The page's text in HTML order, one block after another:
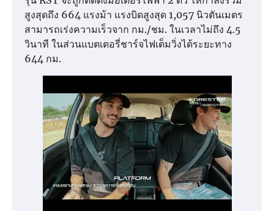
สูงสุดถึง 664 แรงม้า แรงบิดสูงสุด 1,057 นิวตันเมตร
สามารถเร่งความเร็วจาก กม./ชม. ในเวลาไม่ถึง 4.5
วินาที ในส่วนแบตเตอรี่ชาร์จไฟเต็มวิ่งได้ระยะทาง
644 กม.